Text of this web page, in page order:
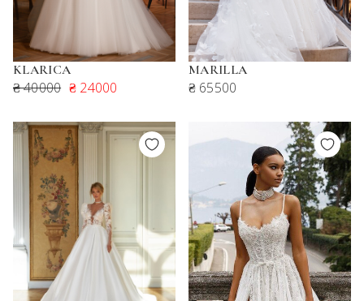
KLARICA
₴ 40000 ₴ 24000
MARILLA
₴ 65500